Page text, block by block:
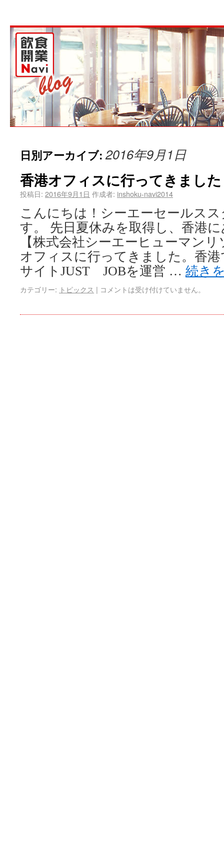
日別アーカイブ:2016年9月1日
香港オフィスに行ってきまし
投稿日: 2016年9月1日 作成者: inshoku-navi2014
こんにちは！シーエーセールス
す。 先日夏休みを取得し、香港
【株式会社シーエーヒューマン
オフィスに行ってきました。香
サイトJUST JOBを運営 … 続き
カテゴリー: トピックス | コメントは受け付けていません。